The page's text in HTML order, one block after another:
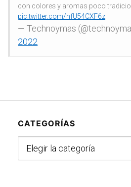
con colores y aromas poco
pic.twitter.com/nfU54CXF6z
— Technoymas
2022
CATEGORÍAS